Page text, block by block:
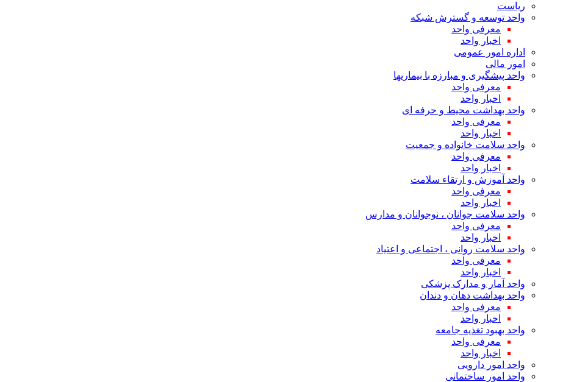
ریاست
واحد توسعه و گسترش شبکه
معرفی واحد
اخبار واحد
اداره امور عمومی
امور مالی
واحد پیشگیری و مبارزه با بیماریها
معرفی واحد
اخبار واحد
واحد بهداشت محیط و حرفه ای
معرفی واحد
اخبار واحد
واحد سلامت خانواده و جمعیت
معرفی واحد
اخبار واحد
واحد آموزش و ارتقاء سلامت
معرفی واحد
اخبار واحد
واحد سلامت جوانان ، نوجوانان و مدارس
معرفی واحد
اخبار واحد
واحد سلامت روانی ، اجتماعی و اعتیاد
معرفی واحد
اخبار واحد
واحد آمار و مدارک پزشکی
واحد بهداشت دهان و دندان
معرفی واحد
اخبار واحد
واحد بهبود تغذیه جامعه
معرفی واحد
اخبار واحد
واحد امور دارویی
واحد امور ساختمانی